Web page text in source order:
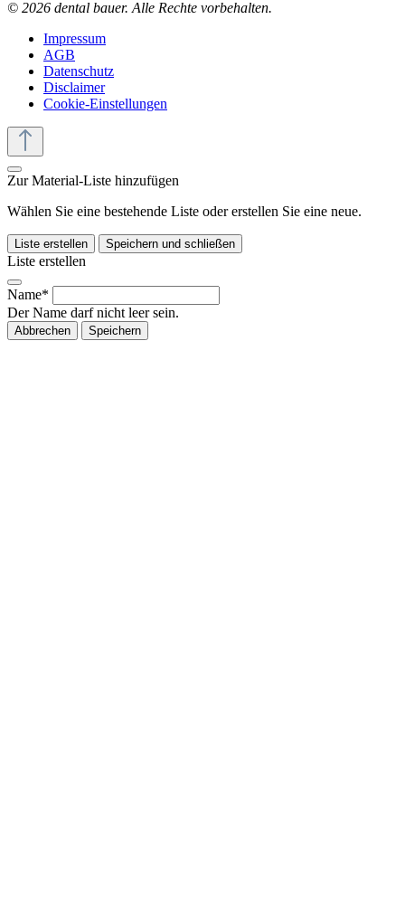
© 2026 dental bauer. Alle Rechte vorbehalten.
Impressum
AGB
Datenschutz
Disclaimer
Cookie-Einstellungen
Zur Material-Liste hinzufügen
Wählen Sie eine bestehende Liste oder erstellen Sie eine neue.
Liste erstellen Speichern und schließen
Liste erstellen
Name*
Der Name darf nicht leer sein.
Abbrechen Speichern